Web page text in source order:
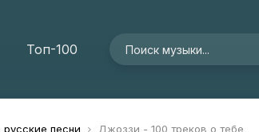
Топ-100
песни Джоззи - 100 треков о тебе